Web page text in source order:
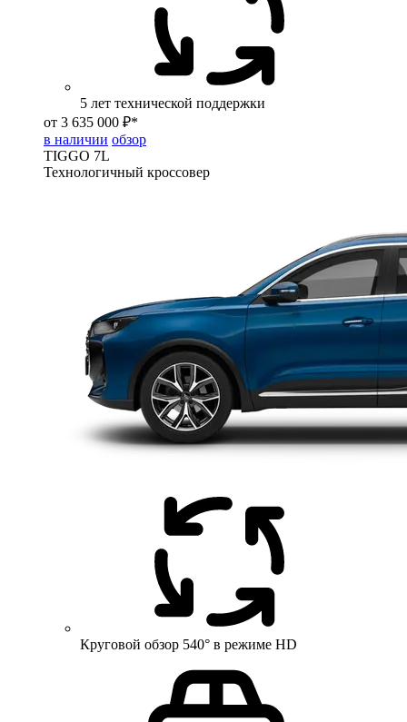
5 лет технической поддержки
от 3 635 000 ₽*
в наличии обзор
TIGGO 7L
Технологичный кроссовер
Круговой обзор 540° в режиме HD